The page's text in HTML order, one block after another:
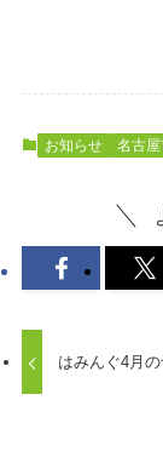
お知らせ 名古
はみんぐ4月